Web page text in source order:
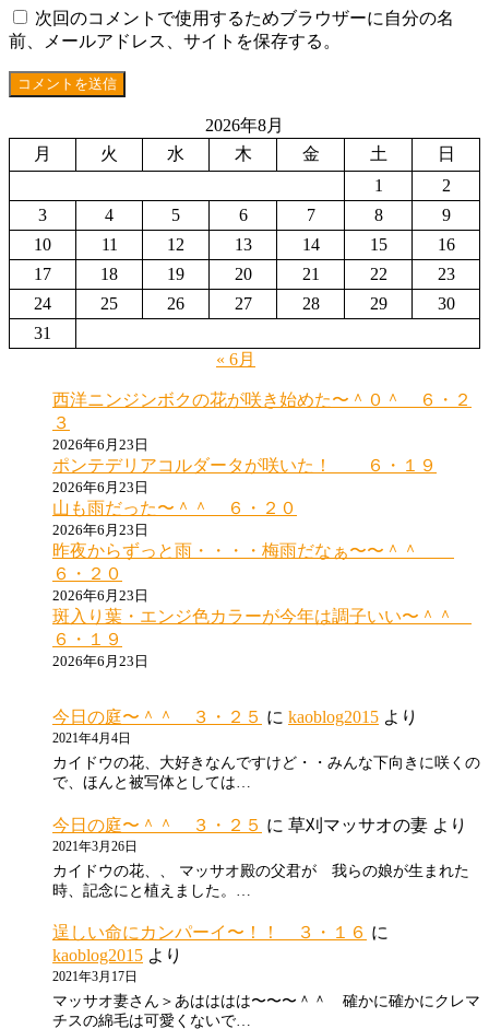
次回のコメントで使用するためブラウザーに自分の名
前、メールアドレス、サイトを保存する。
2026年8月
月
火 水 木 金 土
日
1
2
3
4 5 6 7 8
9
10
11 12 13 14 15
16
17
18 19 20 21 22
23
24
25 26 27 28 29
30
31
« 6月
西洋ニンジンボクの花が咲き始めた〜＾０＾ ６・２
３
2026年6月23日
ポンテデリアコルダータが咲いた！ ６・１９
2026年6月23日
山も雨だった〜＾＾ ６・２０
2026年6月23日
昨夜からずっと雨・・・・梅雨だなぁ〜〜＾＾
６・２０
2026年6月23日
斑入り葉・エンジ色カラーが今年は調子いい〜＾＾
６・１９
2026年6月23日
今日の庭〜＾＾ ３・２５ に kaoblog2015 より
2021年4月4日
カイドウの花、大好きなんですけど・・みんな下向きに咲くの
で、ほんと被写体としては…
今日の庭〜＾＾ ３・２５ に 草刈マッサオの妻 より
2021年3月26日
カイドウの花、、 マッサオ殿の父君が 我らの娘が生まれた
時、記念にと植えました。…
逞しい命にカンパーイ〜！！ ３・１６ に
kaoblog2015 より
2021年3月17日
マッサオ妻さん＞あはははは〜〜〜＾＾ 確かに確かにクレマ
チスの綿毛は可愛くないで…